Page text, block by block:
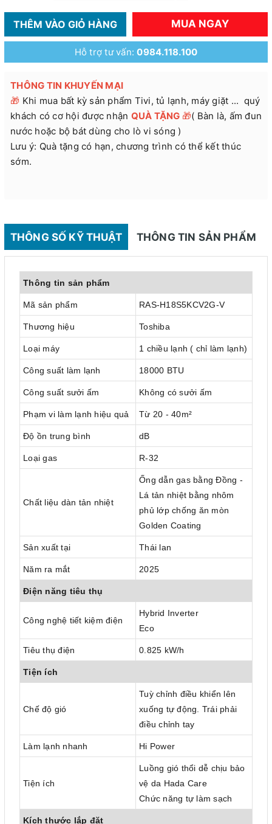
THÊM VÀO GIỎ HÀNG MUA NGAY
Hỗ trợ tư vấn:0984.118.100
THÔNG TIN KHUYẾN MẠI
🎁 Khi mua bất kỳ sản phẩm Tivi, tủ lạnh, máy giặt ... quý
khách có cơ hội được nhận QUÀ TẶNG 🎁( Bàn là, ấm đun
nước hoặc bộ bát dùng cho lò vi sóng )
Lưu ý: Quà tặng có hạn, chương trình có thể kết thúc
sớm.
THÔNG SỐ KỸ THUẬT THÔNG TIN SẢN PHẨM
Thông tin sản phẩm
Mã sản phẩm RAS-H18S5KCV2G-V
Thương hiệu Toshiba
Loại máy 1 chiều lạnh ( chỉ làm lạnh)
Công suất làm lạnh 18000 BTU
Công suất sưởi ấm Không có sưởi ấm
Phạm vi làm lạnh hiệu quả Từ 20 - 40m²
Độ ồn trung bình dB
Loại gas R-32
Chất liệu dàn tản nhiệt
Ống dẫn gas bằng Đồng -
Lá tản nhiệt bằng nhôm
phủ lớp chống ăn mòn
Golden Coating
Sản xuất tại Thái lan
Năm ra mắt 2025
Điện năng tiêu thụ
Công nghệ tiết kiệm điện
Hybrid Inverter
Eco
Tiêu thụ điện 0.825 kW/h
Tiện ích
Chế độ gió
Tuỳ chỉnh điều khiển lên
xuống tự động. Trái phải
điều chỉnh tay
Làm lạnh nhanh Hi Power
Tiện ích
Luồng gió thổi dễ chịu bảo
vệ da Hada Care
Chức năng tự làm sạch
Kích thước lắp đặt